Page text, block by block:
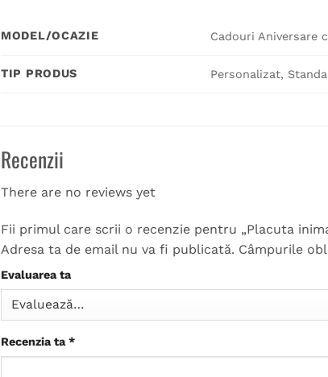
MODEL/OCAZIE Cadouri Aniversare
TIP PRODUS Personalizat,
Recenzii
There are no reviews yet
Fii primul care scrii o recenzie pentru „Placuta
Adresa ta de email nu va fi publicată. Câmpurile
Evaluarea ta
Recenzia ta*